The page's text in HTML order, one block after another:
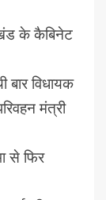
के कैबिनेट
बार विधायक
मंत्री
से फिर